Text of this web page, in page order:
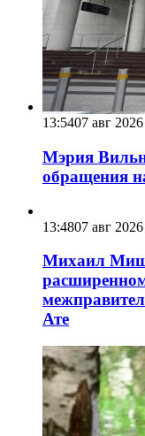
13:5407 авг 2026
Мэрия
обращения
13:4807 авг 2026
Михаил
Ате